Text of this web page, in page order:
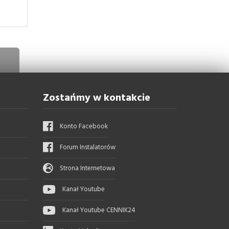
Zostańmy w kontakcie
Konto Facebook
Forum Instalatorów
Strona Internetowa
Kanał Youtube
Kanał Youtube CENNIK24